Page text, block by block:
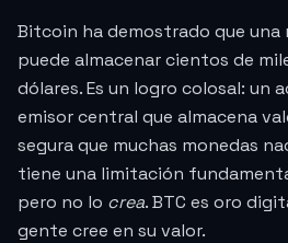
Bitcoin ha demostrado que una
puede almacenar cientos de
dólares. Es un logro colosal: un
emisor central que almacena
segura que muchas monedas
tiene una limitación
pero no lo crea. BTC es oro
gente cree en su valor.